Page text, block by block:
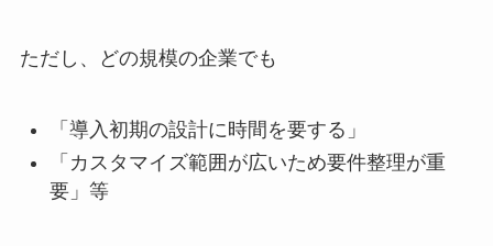
ただし、どの規模の企業でも
「導入初期の設計に時間を要する」
「カスタマイズ範囲が広いため要件整理が重
要」等